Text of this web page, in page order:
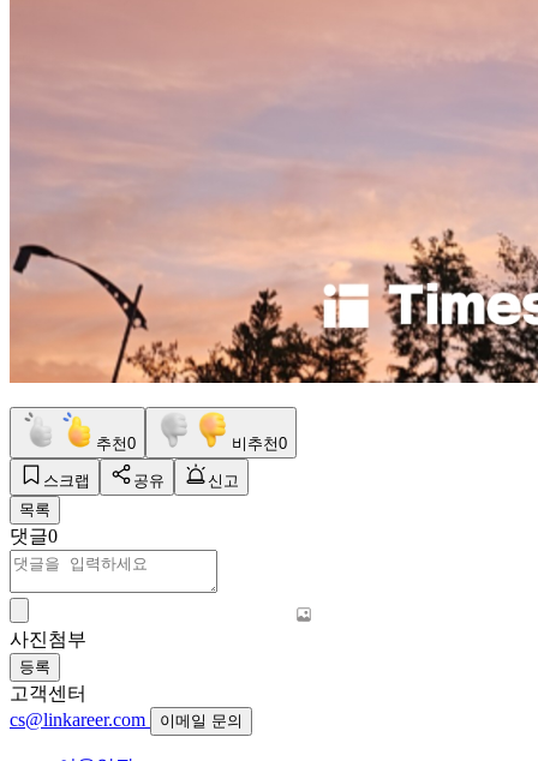
추천0 비추천0
스크랩 공유
신고
목록
댓글0
사진첨부
등록
고객센터
cs@linkareer.com
이메일 문의